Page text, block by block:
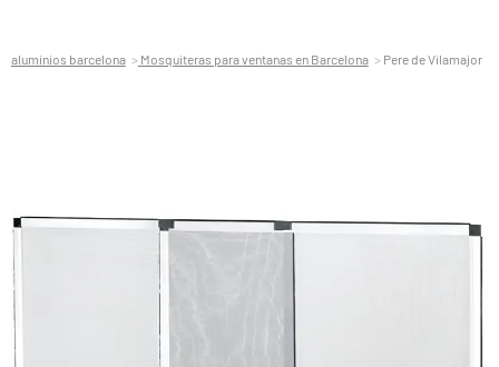
aluminios barcelona Mosquiteras para ventanas en Barcelona Pere de Vilamajor